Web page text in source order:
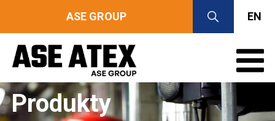
ASE GROUP EN
Produkty